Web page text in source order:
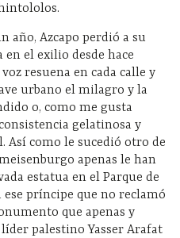
año, Azcapo perdió a su
el exilio desde hace
resuena en cada calle y
urbano el milagro y la
o, como me gusta
gelatinosa y
como le sucedió otro de
apenas le han
estatua en el Parque de
príncipe que no reclamó
que apenas y
palestino Yasser Arafat